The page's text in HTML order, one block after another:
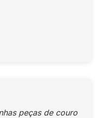
peças de couro